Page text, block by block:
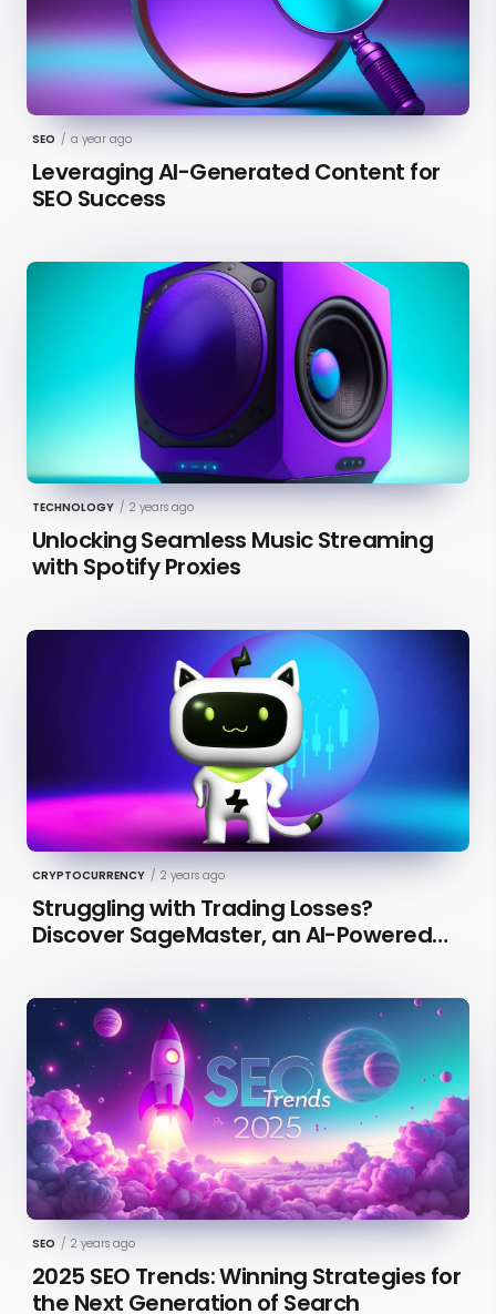
SEO / a year ago
Leveraging AI-Generated Content for
SEO Success
TECHNOLOGY / 2 years ago
Unlocking Seamless Music Streaming
with Spotify Proxies
CRYPTOCURRENCY / 2 years ago
Struggling with Trading Losses?
Discover SageMaster, an AI-Powered
SEO / 2 years ago
2025 SEO Trends: Winning Strategies for
the Next Generation of Search